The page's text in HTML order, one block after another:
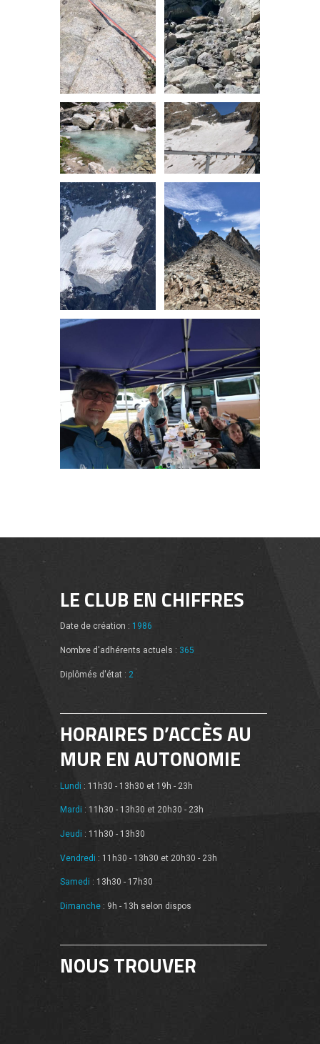
LE CLUB EN CHIFFRES
Date de création : 1986
Nombre d'adhérents actuels : 365
Diplômés d'état : 2
HORAIRES D’ACCÈS AU
MUR EN AUTONOMIE
Lundi : 11h30 - 13h30 et 19h - 23h
Mardi : 11h30 - 13h30 et 20h30 - 23h
Jeudi : 11h30 - 13h30
Vendredi : 11h30 - 13h30 et 20h30 - 23h
Samedi : 13h30 - 17h30
Dimanche : 9h - 13h selon dispos
NOUS TROUVER